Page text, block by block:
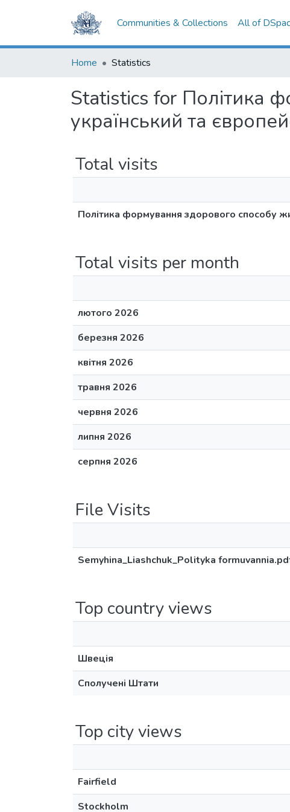
Communities & Collections All of
Home Statistics
Statistics for Політика
український та
Total visits
Політика формування здорового способу
Total visits per month
лютого 2026
березня 2026
квітня 2026
травня 2026
червня 2026
липня 2026
серпня 2026
File Visits
Semyhina_Liashchuk_Polityka
Top country views
Швеція
Сполучені Штати
Top city views
Fairfield
Stockholm